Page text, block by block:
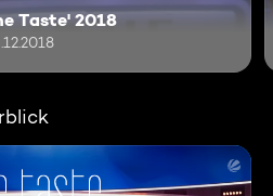
Taste' 2018